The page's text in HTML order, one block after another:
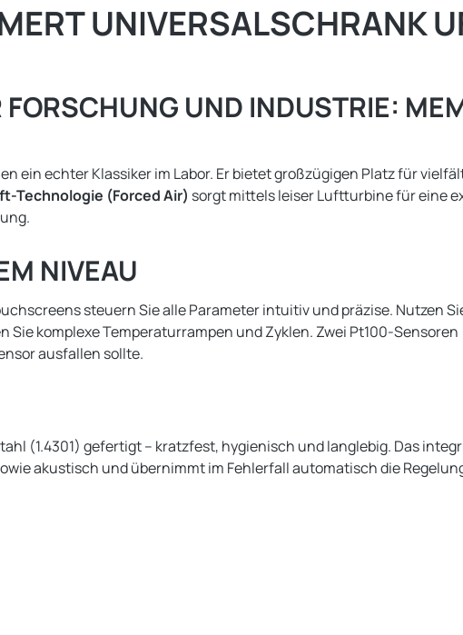
UNIVERSALSCHRANK
UND INDUSTRIE:
ein echter Klassiker im Labor. Er bietet großzügigen Platz für
Technologie (Forced Air) sorgt mittels leiser Luftturbine für eine
NIVEAU
steuern Sie alle Parameter intuitiv und präzise. Nutzen
komplexe Temperaturrampen und Zyklen. Zwei Pt100-
ausfallen sollte.
(1.4301) gefertigt – kratzfest, hygienisch und langlebig. Das
akustisch und übernimmt im Fehlerfall automatisch die